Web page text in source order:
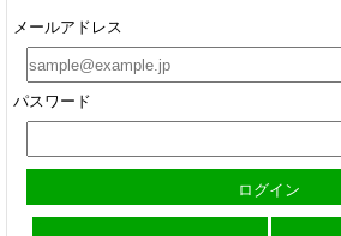
メールアドレス
パスワード